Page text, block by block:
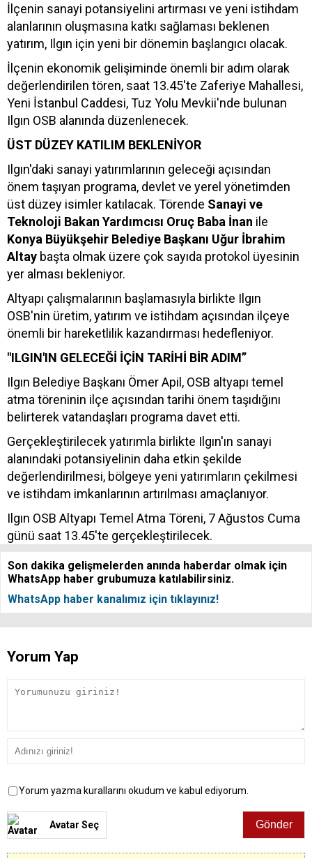
İlçenin sanayi potansiyelini artırması ve yeni istihdam
alanlarının oluşmasına katkı sağlaması beklenen
yatırım, Ilgın için yeni bir dönemin başlangıcı olacak.
İlçenin ekonomik gelişiminde önemli bir adım olarak
değerlendirilen tören, saat 13.45'te Zaferiye Mahallesi,
Yeni İstanbul Caddesi, Tuz Yolu Mevkii'nde bulunan
Ilgın OSB alanında düzenlenecek.
ÜST DÜZEY KATILIM BEKLENİYOR
Ilgın'daki sanayi yatırımlarının geleceği açısından
önem taşıyan programa, devlet ve yerel yönetimden
üst düzey isimler katılacak. Törende Sanayi ve
Teknoloji Bakan Yardımcısı Oruç Baba İnan ile
Konya Büyükşehir Belediye Başkanı Uğur İbrahim
Altay başta olmak üzere çok sayıda protokol üyesinin
yer alması bekleniyor.
Altyapı çalışmalarının başlamasıyla birlikte Ilgın
OSB'nin üretim, yatırım ve istihdam açısından ilçeye
önemli bir hareketlilik kazandırması hedefleniyor.
"ILGIN'IN GELECEĞİ İÇİN TARİHİ BİR ADIM”
Ilgın Belediye Başkanı Ömer Apil, OSB altyapı temel
atma töreninin ilçe açısından tarihi önem taşıdığını
belirterek vatandaşları programa davet etti.
Gerçekleştirilecek yatırımla birlikte Ilgın'ın sanayi
alanındaki potansiyelinin daha etkin şekilde
değerlendirilmesi, bölgeye yeni yatırımların çekilmesi
ve istihdam imkanlarının artırılması amaçlanıyor.
Ilgın OSB Altyapı Temel Atma Töreni, 7 Ağustos Cuma
günü saat 13.45'te gerçekleştirilecek.
Son dakika gelişmelerden anında haberdar olmak için
WhatsApp haber grubumuza katılabilirsiniz.
WhatsApp haber kanalımız için tıklayınız!
Yorum Yap
Yorum yazma kurallarını okudum ve kabul ediyorum.
Avatar Seç